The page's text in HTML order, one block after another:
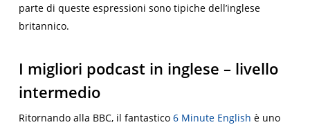
parte di queste espressioni sono tipiche dell’inglese
britannico.
I migliori podcast in inglese – livello
intermedio
Ritornando alla BBC, il fantastico 6 Minute English è uno